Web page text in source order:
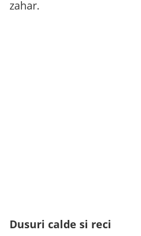
zahar.
Dusuri calde si reci